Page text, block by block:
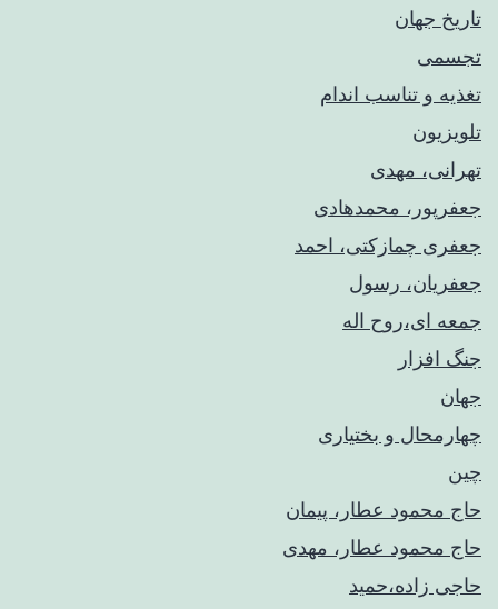
تاریخ جهان
تجسمی
تغذیه و تناسب اندام
تلویزیون
تهرانی، مهدی
جعفرپور، محمدهادی
جعفری چمازکتی، احمد
جعفریان، رسول
جمعه ای،روح اله
جنگ افزار
جهان
چهارمحال و بختیاری
چین
حاج محمود عطار، پیمان
حاج محمود عطار، مهدی
حاجی زاده،حمید